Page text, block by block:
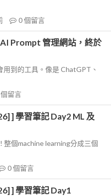
0個留言
AI Prompt 管理網站，終於
到的工具。像是 ChatGPT、
個留言
] 學習筆記 Day2 ML 及
個machine learning分成三個
0個留言
] 學習筆記 Day1